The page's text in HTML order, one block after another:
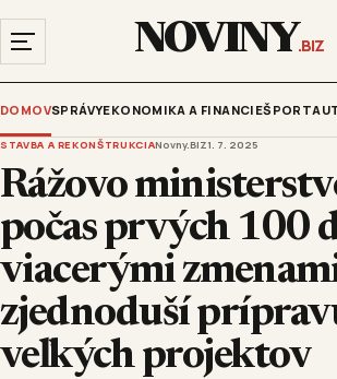
NOVINY.BIZ
DOMOVSPRÁVYEKONOMIKA A FINANCIEŠPORT
STAVBA A REKONŠTRUKCIANovny.BIZ1. 7. 2025
Rážovo
počas prvých 100
viacerými
zjednoduší
veľkých projektov